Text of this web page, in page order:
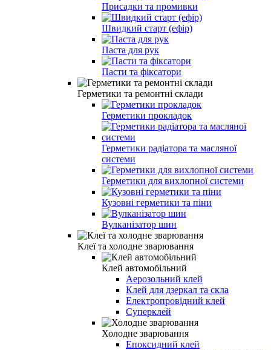
Присадки та промивки
Швидкий старт (ефір)
Паста для рук
Пасти та фіксатори
Герметики та ремонтні склади
Герметики прокладок
Герметики радіатора та масляної
системи
Герметики для вихлопної системи
Кузовні герметики та піни
Вулканізатор шин
Клеї та холодне зварювання
Клей автомобільний
Аерозольний клей
Клей для дзеркал та скла
Електропровідний клей
Суперклей
Холодне зварювання
Епоксидний клей